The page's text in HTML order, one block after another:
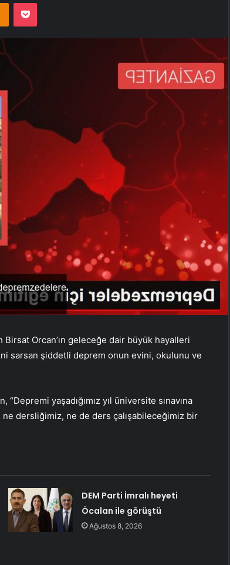
Odnoklassniki
Pocket
Orcan’ın geleceğe dair büyük hayalleri
sarsan şiddetli deprem onun evini, okulunu ve
yaşadığımız yıl üniversite sınavına
dersliğimiz, ne de ders çalışabileceğimiz bir
DEM Parti İmralı heyeti
Öcalan ile görüştü
Ağustos 8, 2026